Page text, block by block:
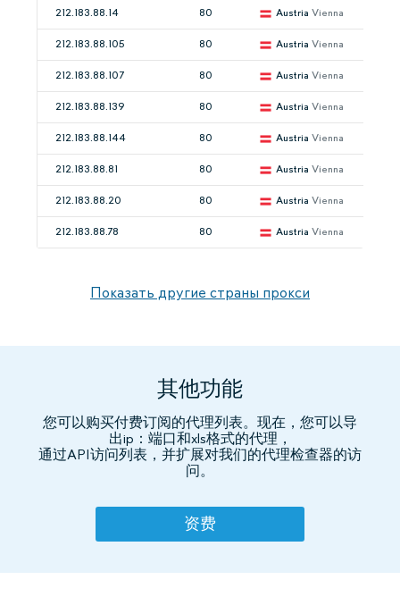
212.183.88.14 80 Austria Vienna
212.183.88.105 80 Austria Vienna
212.183.88.107 80 Austria Vienna
212.183.88.139 80 Austria Vienna
212.183.88.144 80 Austria Vienna
212.183.88.81 80 Austria Vienna
212.183.88.20 80 Austria Vienna
212.183.88.78 80 Austria Vienna
Показать другие страны прокси
其他功能
您可以购买付费订阅的代理列表。现在，您可以导
出ip：端口和xls格式的代理，
通过API访问列表，并扩展对我们的代理检查器的访
问。
资费